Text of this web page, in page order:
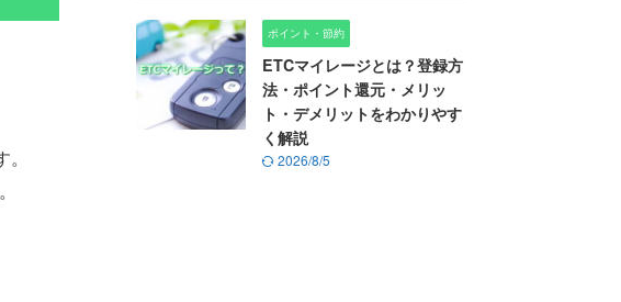
ポイント・節約
ETCマイレージとは？登録方
法・ポイント還元・メリッ
ト・デメリットをわかりやす
く解説
2026/8/5